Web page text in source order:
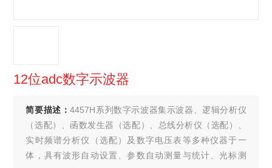
12位adc数字示波器
简要描述：4457H系列数字示波器集示波器、逻辑分析仪
（选配）、函数发生器（选配）、总线分析仪（选配）、
实时频谱分析仪（选配）及数字电压表等多种仪器于一
体，具有波形自动设置、参数自动测量与统计、光标测